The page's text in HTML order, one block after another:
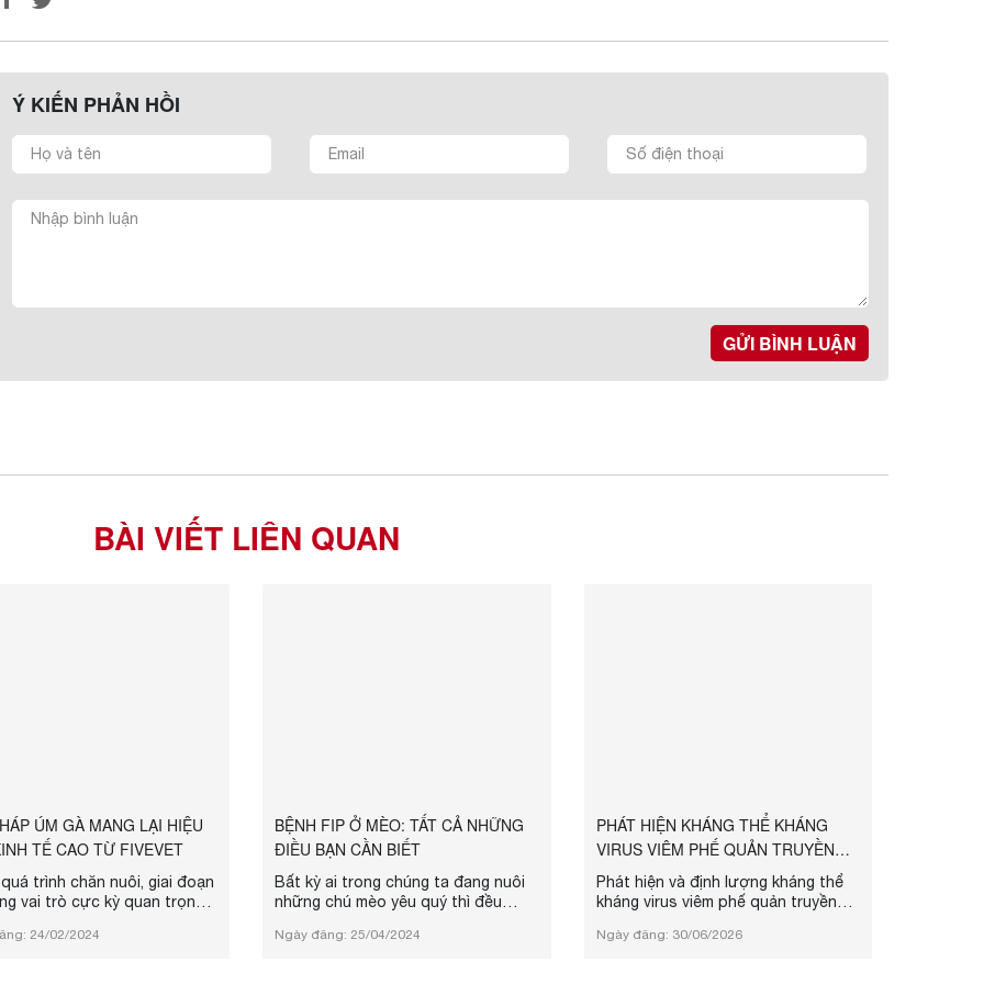
Ý KIẾN PHẢN HỒI
GỬI BÌNH LUẬN
BÀI VIẾT LIÊN QUAN
ÚM GÀ MANG LẠI HIỆU
TẾ CAO TỪ FIVEVET
trình chăn nuôi, giai đoạn
vai trò cực kỳ quan trọng,
sức khỏe và sự phát
24/02/2024
BỆNH FIP Ở MÈO: TẤT CẢ NHỮNG
ĐIỀU BẠN CẦN BIẾT
Bất kỳ ai trong chúng ta đang nuôi
những chú mèo yêu quý thì đều
bất kỳ căn bệnh nào. Tuy nhiên,
Ngày đăng: 25/04/2024
PHÁT HIỆN KHÁNG THỂ KHÁNG
VIRUS VIÊM PHẾ QUẢN TRUYỀN
NHIỄM IB Ở GIA CẦM BẰNG
PHƯƠNG P...
Phát hiện và định lượng kháng thể
kháng virus viêm phế quản truyền
Ngày đăng: 30/06/2026